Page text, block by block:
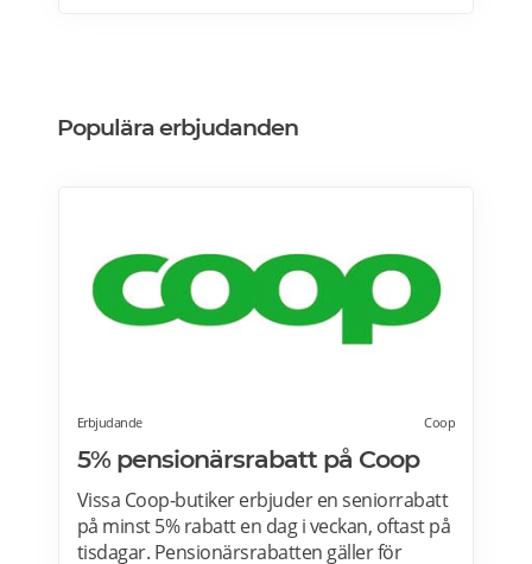
Populära erbjudanden
Erbjudande Coop
5% pensionärsrabatt på Coop
Vissa Coop-butiker erbjuder en seniorrabatt
på minst 5% rabatt en dag i veckan, oftast på
tisdagar. Pensionärsrabatten gäller för